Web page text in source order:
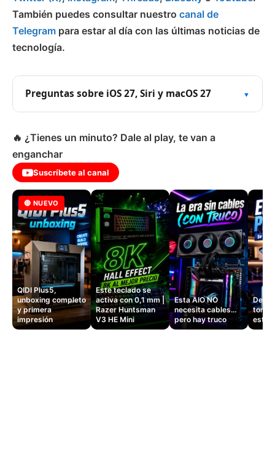
También puedes consultar nuestro canal de
Telegram para estar al día con las últimas noticias de
tecnología.
Preguntas sobre iOS 27, Siri y macOS 27
🔥 ¿Tienes un minuto? Dale al play, te van a
enganchar
Suscríbete al canal
🔴 NUEVO
QIDI Plus5,
unboxing completo
y primera
impresión
Este teclado se
activa con 0,1 mm |
Razer Huntsman
V3 HE Mini
Esta AIO NO
necesita cables…
pero hay truco
Dejé
este